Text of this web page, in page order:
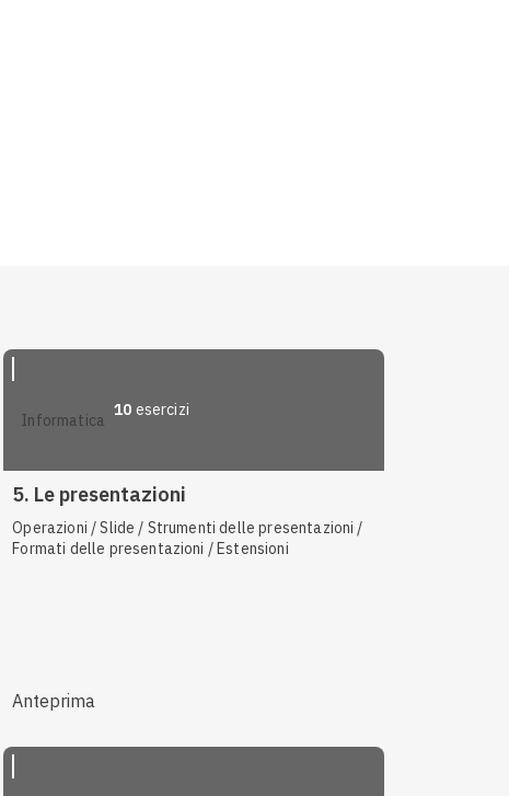
informatica
10 esercizi
5. Le presentazioni
Operazioni / Slide / Strumenti delle presentazioni /
Formati delle presentazioni / Estensioni
Anteprima